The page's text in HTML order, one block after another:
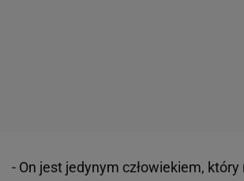
- On jest jedynym człowiekiem, który